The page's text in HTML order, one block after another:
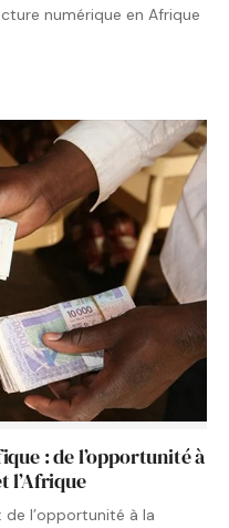
numérique en Afrique
: de l’opportunité à
l’Afrique
l’opportunité à la